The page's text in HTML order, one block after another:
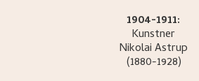
1904-1911:
Kunstner
NikolaiAstrup
(1880-1928)